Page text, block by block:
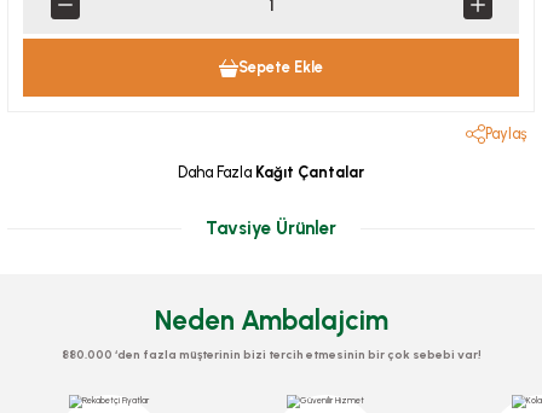
Sepete Ekle
Paylaş
Daha Fazla Kağıt Çantalar
Tavsiye Ürünler
Neden Ambalajcim
880.000 ‘den fazla müşterinin bizi tercih etmesinin bir çok sebebi var!